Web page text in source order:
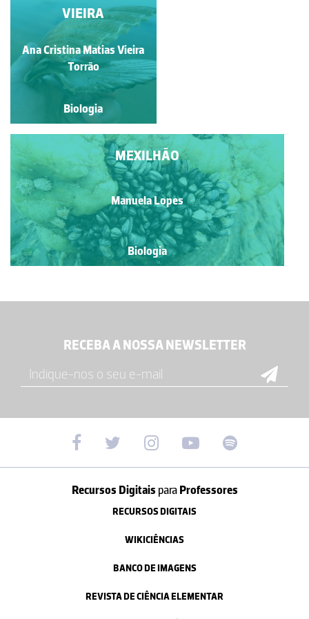
AMÊIJOA, CARACOL E
ESCAFÓPODE
Ivy Livingstone
Biologia
MEXILHÃO
Manuela Lopes
Biologia
VIEIRA
Ana Cristina Matias Vieira
Torrão
Biologia
RECEBA A NOSSA NEWSLETTER
Recursos Digitais paraProfessores
RECURSOS DIGITAIS
WIKICIÊNCIAS
BANCO DE IMAGENS
REVISTA DE CIÊNCIA ELEMENTAR